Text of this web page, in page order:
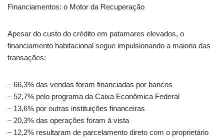
Financiamentos: o Motor da Recuperação
Apesar do custo do crédito em patamares elevados, o
financiamento habitacional segue impulsionando a maioria das
transações:
– 66,3% das vendas foram financiadas por bancos
– 52,7% pelo programa da Caixa Econômica Federal
– 13,6% por outras instituições financeiras
– 20,3% das operações foram à vista
– 12,2% resultaram de parcelamento direto com o proprietário